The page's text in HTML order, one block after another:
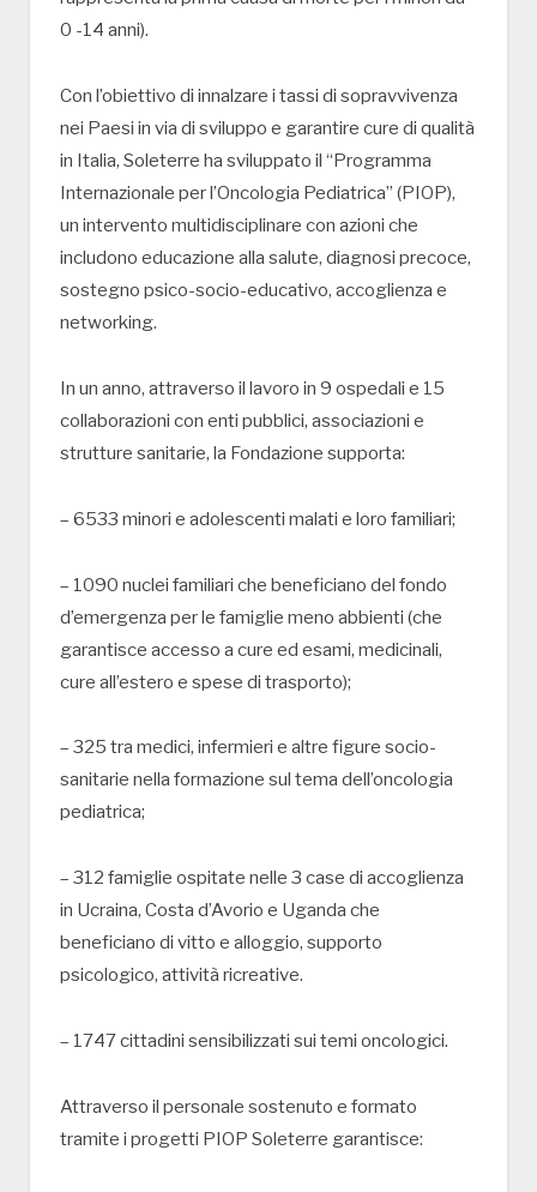
0 -14 anni).
Con l’obiettivo di innalzare i tassi di sopravvivenza
nei Paesi in via di sviluppo e garantire cure di qualità
in Italia, Soleterre ha sviluppato il “Programma
Internazionale per l’Oncologia Pediatrica” (PIOP),
un intervento multidisciplinare con azioni che
includono educazione alla salute, diagnosi precoce,
sostegno psico-socio-educativo, accoglienza e
networking.
In un anno, attraverso il lavoro in 9 ospedali e 15
collaborazioni con enti pubblici, associazioni e
strutture sanitarie, la Fondazione supporta:
– 6533 minori e adolescenti malati e loro familiari;
– 1090 nuclei familiari che beneficiano del fondo
d’emergenza per le famiglie meno abbienti (che
garantisce accesso a cure ed esami, medicinali,
cure all’estero e spese di trasporto);
– 325 tra medici, infermieri e altre figure socio-
sanitarie nella formazione sul tema dell’oncologia
pediatrica;
– 312 famiglie ospitate nelle 3 case di accoglienza
in Ucraina, Costa d’Avorio e Uganda che
beneficiano di vitto e alloggio, supporto
psicologico, attività ricreative.
– 1747 cittadini sensibilizzati sui temi oncologici.
Attraverso il personale sostenuto e formato
tramite i progetti PIOP Soleterre garantisce: